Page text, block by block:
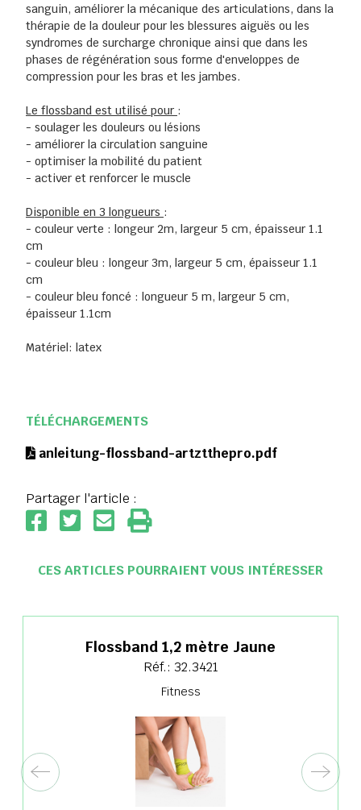
sanguin, améliorer la mécanique des articulations, dans la
thérapie de la douleur pour les blessures aiguës ou les
syndromes de surcharge chronique ainsi que dans les
phases de régénération sous forme d'enveloppes de
compression pour les bras et les jambes.
Le flossband est utilisé pour :
- soulager les douleurs ou lésions
- améliorer la circulation sanguine
- optimiser la mobilité du patient
- activer et renforcer le muscle
Disponible en 3 longueurs :
- couleur verte : longeur 2m, largeur 5 cm, épaisseur 1.1
cm
- couleur bleu : longeur 3m, largeur 5 cm, épaisseur 1.1
cm
- couleur bleu foncé : longueur 5 m, largeur 5 cm,
épaisseur 1.1cm
Matériel: latex
TÉLÉCHARGEMENTS
anleitung-flossband-artztthepro.pdf
Partager l'article :
CES ARTICLES POURRAIENT VOUS INTÉRESSER
Flossband 1,2 mètre Jaune
Réf.: 32.3421
Fitness